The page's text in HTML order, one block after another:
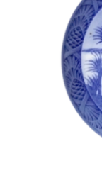
OŚWIETLENIE